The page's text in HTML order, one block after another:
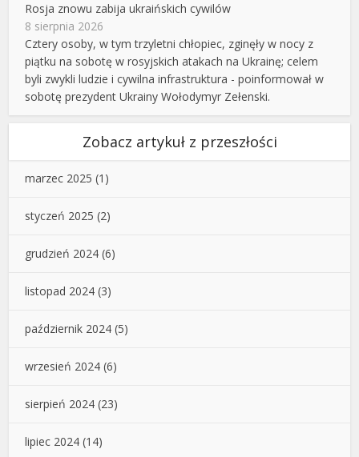
Rosja znowu zabija ukraińskich cywilów
8 sierpnia 2026
Cztery osoby, w tym trzyletni chłopiec, zginęły w nocy z
piątku na sobotę w rosyjskich atakach na Ukrainę; celem
byli zwykli ludzie i cywilna infrastruktura - poinformował w
sobotę prezydent Ukrainy Wołodymyr Zełenski.
Zobacz artykuł z przeszłości
marzec 2025 (1)
styczeń 2025 (2)
grudzień 2024 (6)
listopad 2024 (3)
październik 2024 (5)
wrzesień 2024 (6)
sierpień 2024 (23)
lipiec 2024 (14)